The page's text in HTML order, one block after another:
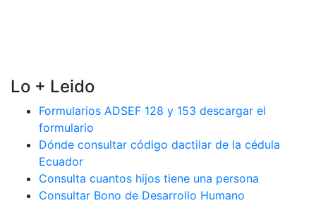
Lo + Leido
Formularios ADSEF 128 y 153 descargar el
formulario
Dónde consultar código dactilar de la cédula
Ecuador
Consulta cuantos hijos tiene una persona
Consultar Bono de Desarrollo Humano